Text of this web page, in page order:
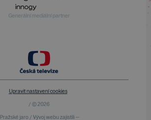
Generální mediální partner
Upravit nastavení cookies
/ © 2026
Pražské jaro / Vývoj webu zajistili —